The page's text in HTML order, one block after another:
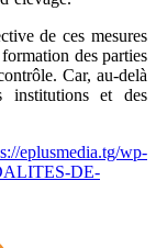
de сes mesures
des parties
Car, au-delà
institutiоns et des
eplusmedia.tg/wp-
DE-